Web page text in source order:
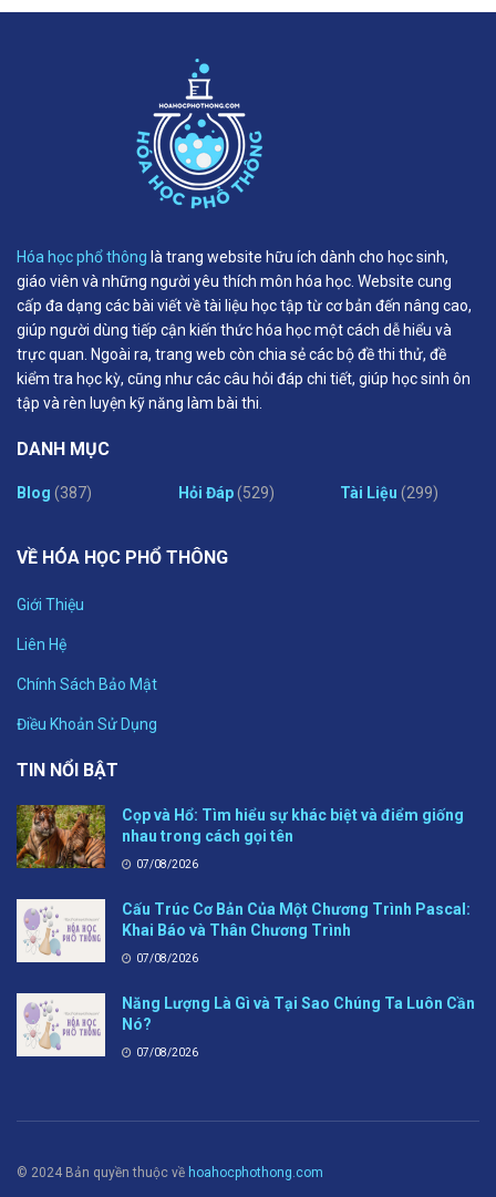
Hóa học phổ thông là trang website hữu ích dành cho học sinh,
giáo viên và những người yêu thích môn hóa học. Website cung
cấp đa dạng các bài viết về tài liệu học tập từ cơ bản đến nâng cao,
giúp người dùng tiếp cận kiến thức hóa học một cách dễ hiểu và
trực quan. Ngoài ra, trang web còn chia sẻ các bộ đề thi thử, đề
kiểm tra học kỳ, cũng như các câu hỏi đáp chi tiết, giúp học sinh ôn
tập và rèn luyện kỹ năng làm bài thi.
DANH MỤC
Blog (387) Hỏi Đáp(529) Tài Liệu (299)
VỀ HÓA HỌC PHỔ THÔNG
Giới Thiệu
Liên Hệ
Chính Sách Bảo Mật
Điều Khoản Sử Dụng
TIN NỔI BẬT
Cọp và Hổ: Tìm hiểu sự khác biệt và điểm giống
nhau trong cách gọi tên
07/08/2026
Cấu Trúc Cơ Bản Của Một Chương Trình Pascal:
Khai Báo và Thân Chương Trình
07/08/2026
Năng Lượng Là Gì và Tại Sao Chúng Ta Luôn Cần
Nó?
07/08/2026
© 2024 Bản quyền thuộc về hoahocphothong.com